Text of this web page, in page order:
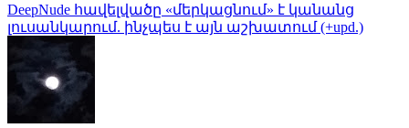
DeepNude հավելվածը «մերկացնում» է կանանց
լուսանկարում. ինչպես է այն աշխատում (+upd.)